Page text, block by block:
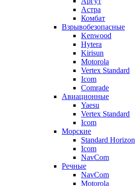
Астра
Комбат
Взрывобезопасные
Kenwood
Hytera
Kirisun
Motorola
Vertex Standard
Icom
Comrade
Авиационные
Yaesu
Vertex Standard
Icom
Морские
Standard Horizon
Icom
NavCom
Речные
NavCom
Motorola